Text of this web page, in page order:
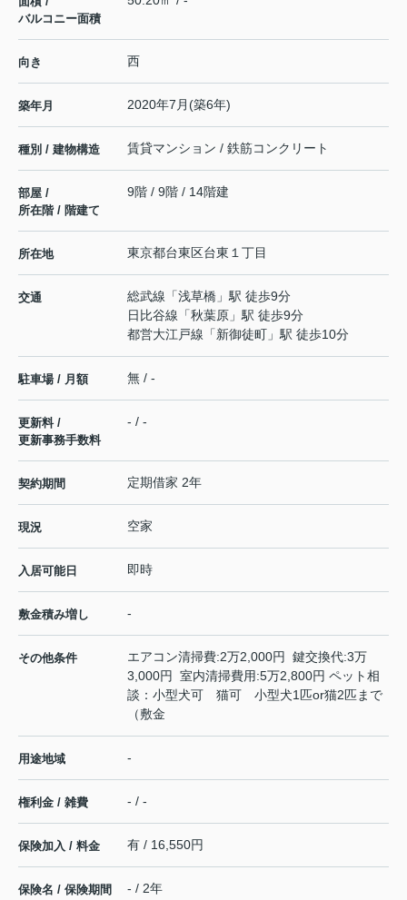
バルコニー面積
向き 西
築年月 2020年7月(築6年)
種別 / 建物構造 賃貸マンション / 鉄筋コンクリート
部屋 /
所在階 / 階建て
9階 / 9階 / 14階建
所在地 東京都台東区台東 １丁目
交通 総武線 「浅草橋 」駅 徒歩9分
日比谷線 「秋葉原 」駅 徒歩9分
都営大江戸線 「新御徒町 」駅 徒歩10分
駐車場 / 月額 無 / -
更新料 /
更新事務手数料
- / -
契約期間 定期借家 2年
現況 空家
入居可能日 即時
敷金積み増し -
その他条件
エアコン清掃費:2万2,000円 鍵交換代:3万
3,000円 室内清掃費用:5万2,800円 ペット相
談：小型犬可 猫可 小型犬1匹or猫2匹まで
（敷金
用途地域 -
権利金 / 雑費 - / -
保険加入 / 料金 有 / 16,550円
保険名 / 保険期間 - / 2年